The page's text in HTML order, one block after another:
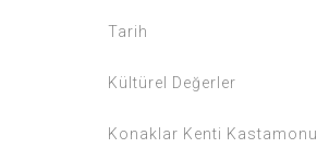
Tarih
Kültürel Değerler
Konaklar Kenti Kastamonu